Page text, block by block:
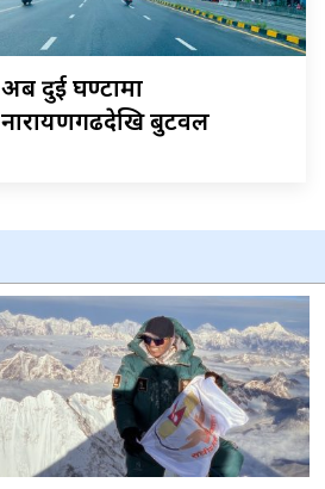
अब दुई घण्टामा
नारायणगढदेखि बुटवल